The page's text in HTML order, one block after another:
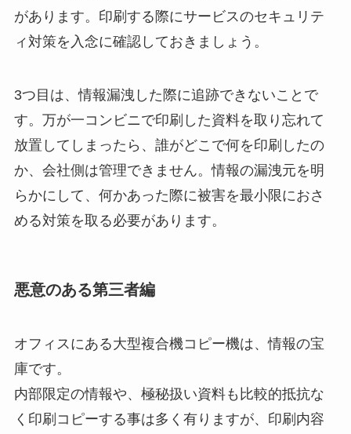
があります。印刷する際にサービスのセキュリテ
ィ対策を入念に確認しておきましょう。
3つ目は、情報漏洩した際に追跡できないことで
す。万が一コンビニで印刷した資料を取り忘れて
放置してしまったら、誰がどこで何を印刷したの
か、会社側は管理できません。情報の漏洩元を明
らかにして、何かあった際に被害を最小限におさ
める対策を取る必要があります。
悪意のある第三者編
オフィスにある大型複合機コピー機は、情報の宝
庫です。
内部限定の情報や、極秘扱い資料も比較的抵抗な
く印刷コピーする事は多く有りますが、印刷内容